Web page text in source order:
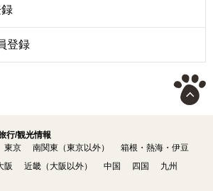
行/観光情報
東京 南関東（東京以外）
箱根・熱海・伊豆
阪 近畿（大阪以外） 中国 四国
九州